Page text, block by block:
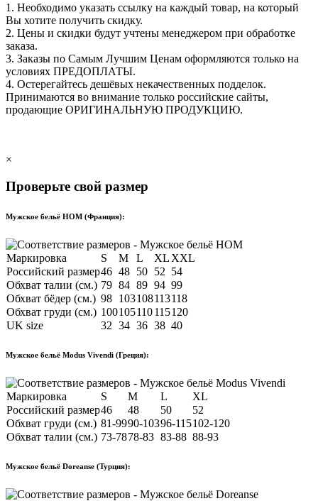
1. Необходимо указать ссылку на каждый товар, на который
Вы хотите получить скидку.
2. Цены и скидки будут учтены менеджером при обработке
заказа.
3. Заказы по Самым Лучшим Ценам оформляются только на
условиях ПРЕДОПЛАТЫ.
4. Остерегайтесь дешёвых некачественных подделок.
Принимаются во внимание только российские сайты,
продающие ОРИГИНАЛЬНУЮ ПРОДУКЦИЮ.
×
Проверьте свой размер
Мужское бельё HOM (Франция):
Маркировка S M L XL XXL
Российский размер46 48 50 52 54
Обхват талии (см.) 79 84 89 94 99
Обхват бёдер (см.) 98 103108113118
Обхват груди (см.) 100105110115120
UK size
32 34 36 38 40
Мужское бельё Modus Vivendi (Греция):
Маркировка S M L
XL
Российский размер46 48 50
52
Обхват груди (см.) 81-9990-10396-115102-120
Обхват талии (см.) 73-7878-83 83-88 88-93
Мужское бельё Doreanse (Турция):